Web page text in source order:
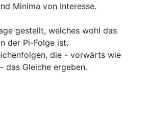
Minima von Interesse.
gestellt, welches wohl das
der Pi-Folge ist.
die - vorwärts wie
das Gleiche ergeben.